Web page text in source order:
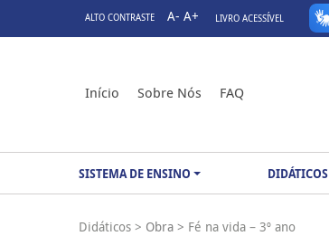
ALTO CONTRASTE A- A+ LIVRO ACESSÍVEL
Início Sobre Nós FAQ
SISTEMA DE ENSINO DIDÁTICOS
Didáticos > Obra > Fé na vida – 3º ano